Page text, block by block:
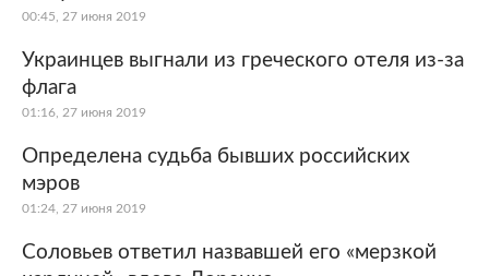
00:45, 27 июня 2019
Украинцев выгнали из греческого отеля из-за
флага
01:16, 27 июня 2019
Определена судьба бывших российских
мэров
01:24, 27 июня 2019
Соловьев ответил назвавшей его «мерзкой